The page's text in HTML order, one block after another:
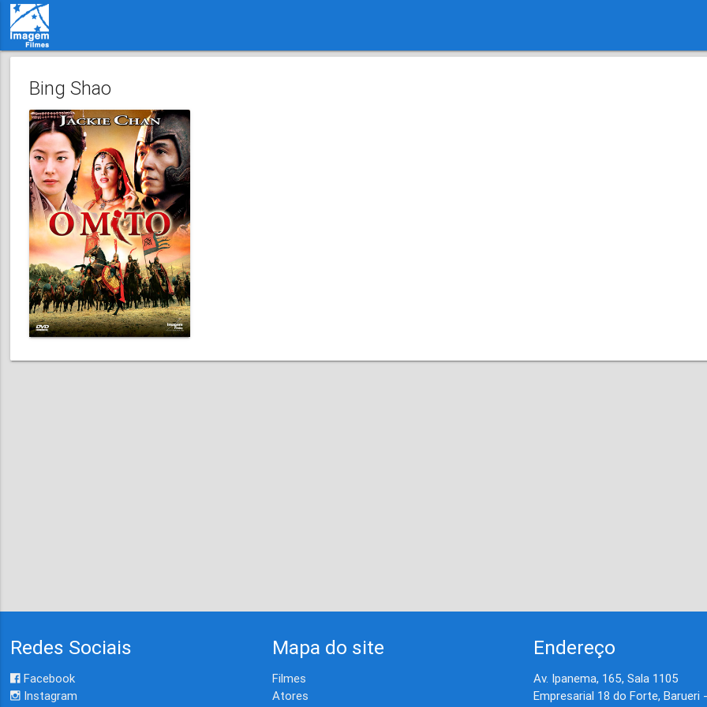
Bing Shao
Redes Sociais
Facebook
Instagram
Mapa do site
Filmes
Atores
Endereço
Av. Ipanema, 165, Sala 1105
Empresarial 18 do Forte, Barueri